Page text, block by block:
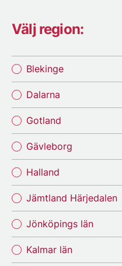
Välj region:
Blekinge
Dalarna
Gotland
Gävleborg
Halland
Jämtland Härjedalen
Jönköpings län
Kalmar län